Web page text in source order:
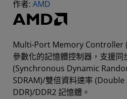
作者: AMD
Multi-Port Memory Controller
參數化的記憶體控制器，支援
(Synchronous Dynamic
SDRAM)/雙倍資料速率
DDR)/DDR2 記憶體。